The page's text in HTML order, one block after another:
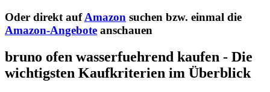
Oder direkt aufAmazon suchen bzw. einmal die
Amazon-Angebote anschauen
bruno ofen wasserfuehrend kaufen - Die
wichtigsten Kaufkriterien im Überblick